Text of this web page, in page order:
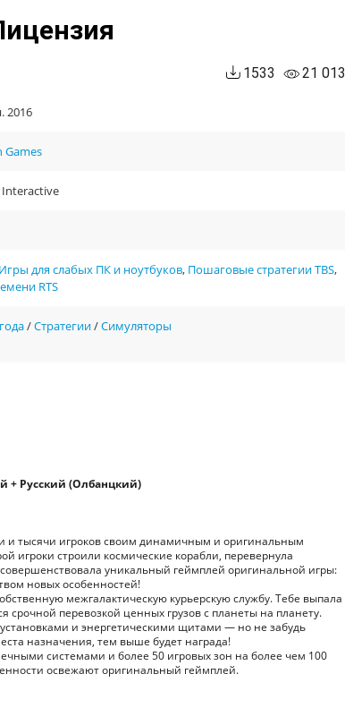
21 013
1533
2016
Games
Interactive
Игры для слабых ПК и ноутбуков, Пошаговые стратегии TBS,
RTS
/Стратегии/Симуляторы
+ Русский (Олбанцкий)
и тысячи игроков своим динамичным и оригинальным
игроки строили космические корабли, перевернула
уникальный геймплей оригинальной игры:
новых особенностей!
межгалактическую курьерскую службу. Тебе выпала
срочной перевозкой ценных грузов с планеты на планету.
и энергетическими щитами — но не забудь
назначения, тем выше будет награда!
системами и более 50 игровых зон на более чем 100
освежают оригинальный геймплей.